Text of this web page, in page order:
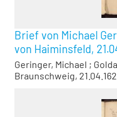
Brief von Michael
von Haiminsfeld,
Geringer, Michael ;
Braunschweig,